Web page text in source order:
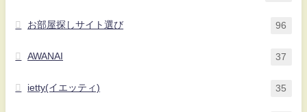
お部屋探しサイト選び 96
AWANAI 37
ietty(イエッティ) 35